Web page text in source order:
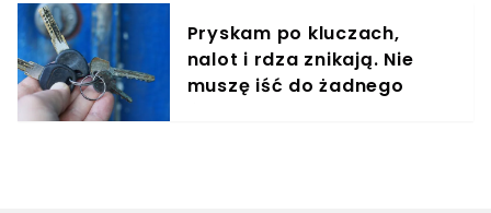
Pryskam po kluczach,
nalot i rdza znikają. Nie
muszę iść do żadnego